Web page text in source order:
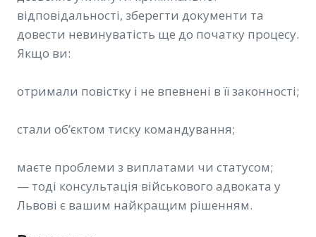
відповідальності, зберегти документи та
довести невинуватість ще до початку процесу.
Якщо ви:
отримали повістку і не впевнені в її законності;
стали об’єктом тиску командування;
маєте проблеми з виплатами чи статусом;
— тоді консультація військового адвоката у
Львові є вашим найкращим рішенням.